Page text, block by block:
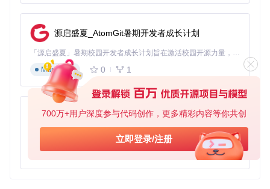
700万+用户深度参与代码创作，更多精彩内容等你共创
立即登录/注册
React：使用 React 开发前端界面，提供友好的用户交互体
通过这些生态项目的结合，MultiLogin 可以更好地满足不同应
用场景的需求，提升项目的实用性和扩展性。
MultiLogin 下载源代码
外置共存
项目地址：
https://gitcode.com/gh_mirrors/mu/MultiLogin
源启盛夏_AtomGit暑期开发者成长计划
「源启盛夏」暑期校园开发者成长计划旨在激活校园开源力量，通过积分激励、认证扶持、资源倾斜等形式，引导高校组织和开发者完成「入驻 — 建项目 — 做贡献 — 获认证 — 得资源」的完整闭环。无论你是想带领社团入驻平台的组织者，还是希望用代码贡献证明自己的开发者，都能在这里找到属于你的成长路径。
Markdown
0 1
py-xiaozhi
基于Python的Xiaozhi AI，适用于想要完整Xiaozhi体验而无需拥有专用硬件的用户。
Python
0 1